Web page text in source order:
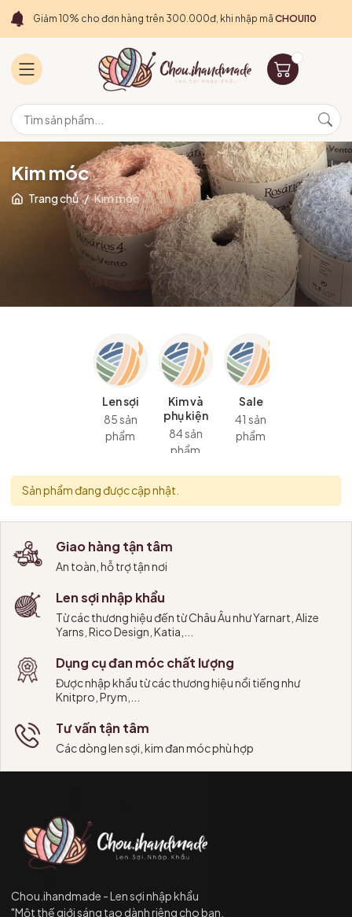
Giảm 10% cho đơn hàng trên 300.000đ, khi nhập mã CHOUI10
Kim móc
Trang chủ / Kim móc
Len sợi
85 sản
phẩm
Kim và
phụ kiện
84 sản
phẩm
Sale
41 sản
phẩm
Sản phẩm đang được cập nhật.
Giao hàng tận tâm
An toàn, hỗ trợ tận nơi
Len sợi nhập khẩu
Từ các thương hiệu đến từ Châu Âu như Yarnart, Alize
Yarns, Rico Design, Katia,...
Dụng cụ đan móc chất lượng
Được nhập khẩu từ các thương hiệu nổi tiếng như
Knitpro, Prym,...
Tư vấn tận tâm
Các dòng len sợi, kim đan móc phù hợp
Chou.ihandmade - Len sợi nhập khẩu
"Một thế giới sáng tạo dành riêng cho bạn.